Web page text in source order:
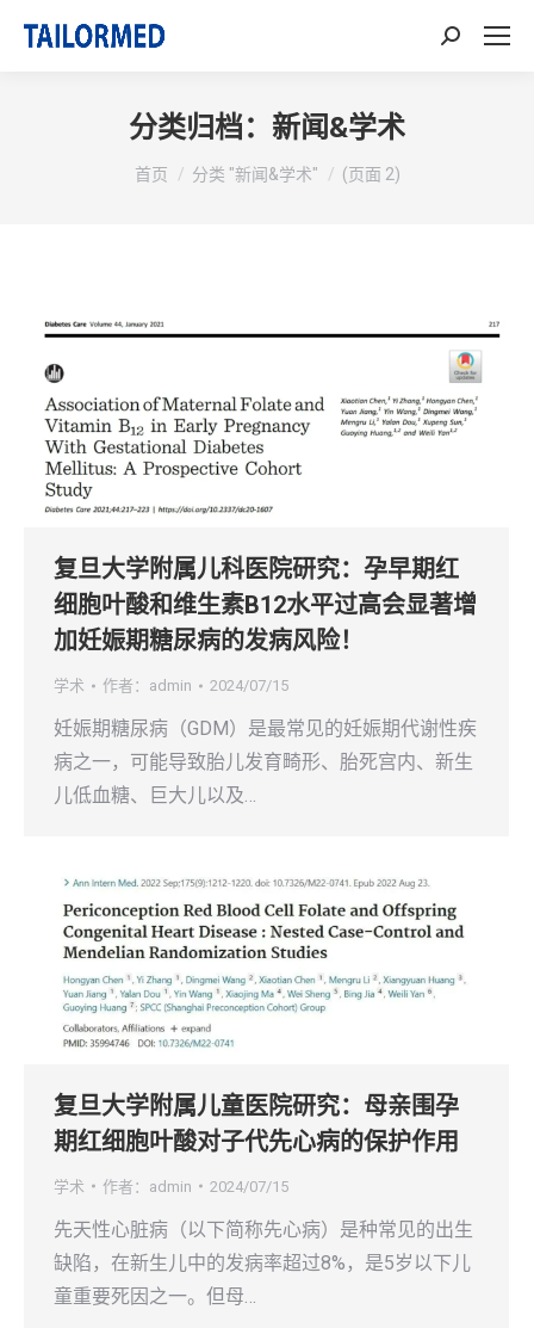
搜
分类归档： 新闻&学术
你在这里：
首页 分类 "新闻&学术" (页面 2)
复旦大学附属儿科医院研究：孕早期红
细胞叶酸和维生素B12水平过高会显著增
加妊娠期糖尿病的发病风险！
学术 作者： admin 2024/07/15
妊娠期糖尿病（GDM）是最常见的妊娠期代谢性疾
病之一，可能导致胎儿发育畸形、胎死宫内、新生
儿低血糖、巨大儿以及…
复旦大学附属儿童医院研究：母亲围孕
期红细胞叶酸对子代先心病的保护作用
学术 作者： admin 2024/07/15
先天性心脏病（以下简称先心病）是种常见的出生
缺陷，在新生儿中的发病率超过8%，是5岁以下儿
童重要死因之一。但母…